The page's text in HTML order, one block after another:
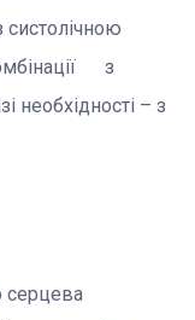
систолічною
з
необхідності – з
серцева